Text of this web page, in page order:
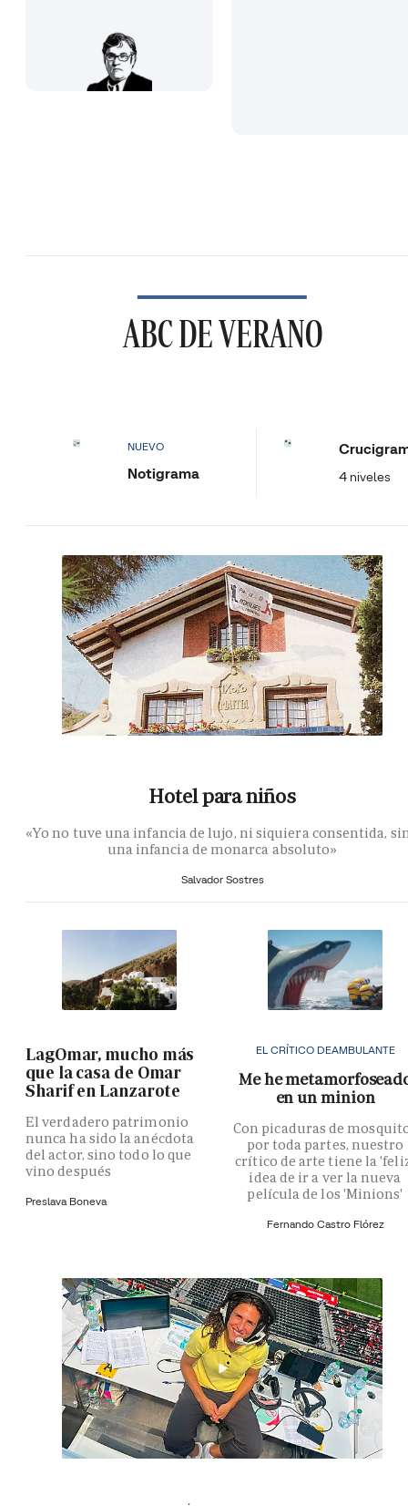
ABC DE VERANO
NUEVO
Notigrama 4 niveles
Hotel para niños
«Yo no tuve una infancia de lujo, ni siquiera consentida,
una infancia de monarca absoluto»
Salvador Sostres
LagOmar, mucho más
que la casa de Omar
Sharif en Lanzarote
El verdadero patrimonio
nunca ha sido la anécdota
del actor, sino todo lo que
vino después
Preslava Boneva
EL CRÍTICO DEAMBULANTE
Me he
en un minion
Con picaduras de
por toda partes, nuestro
crítico de arte tiene la
idea de ir a ver la nueva
película de los 'Minions'
Fernando Castro Flórez